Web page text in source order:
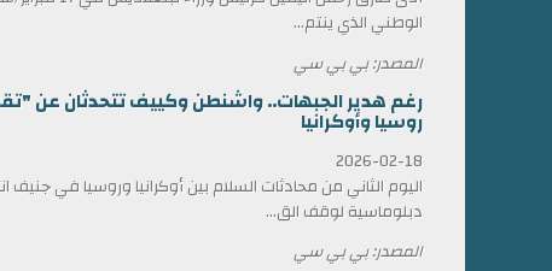
الوطني الذي ينتم...
المصدر: بي بي سي
رغم هدير الجبهات.. واشنطن وكييف تتحدثان عن
روسيا وأوكرانيا
2026-02-18
اليوم الثاني من محادثات السلام بين أوكرانيا وروسيا في
دبلوماسية لوقف الق...
المصدر: بي بي سي